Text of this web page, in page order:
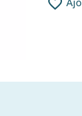
